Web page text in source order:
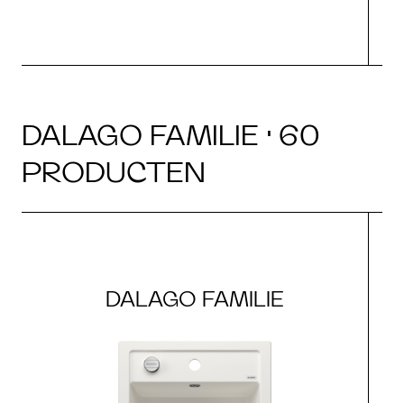
DALAGO FAMILIE · 60
PRODUCTEN
DALAGO FAMILIE